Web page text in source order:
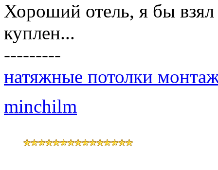
Хороший отель, я бы
куплен...
---------
натяжные потолки
minchilm